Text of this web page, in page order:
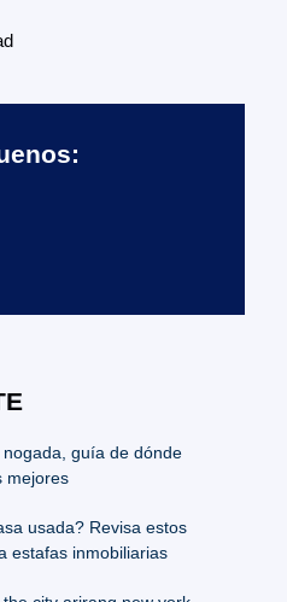
nogada, guía de dónde
mejores
usada? Revisa estos
estafas inmobiliarias